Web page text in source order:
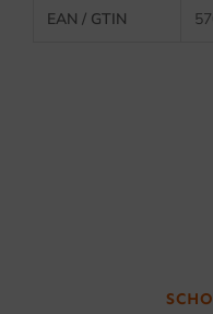
EAN / GTIN